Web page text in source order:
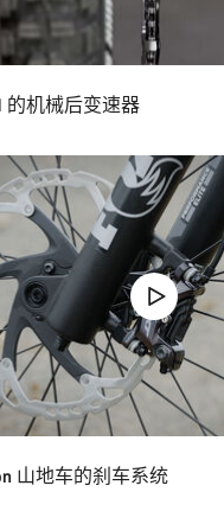
的机械后变速器
山地车的刹车系统